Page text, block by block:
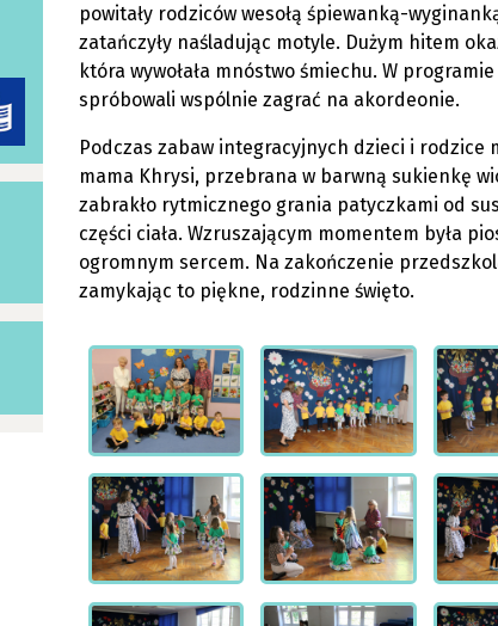
powitały rodziców wesołą śpiewanką-
zatańczyły naśladując motyle. Dużym hitem
która wywołała mnóstwo śmiechu. W
spróbowali wspólnie zagrać na akordeonie.
Podczas zabaw integracyjnych dzieci i rodzice
mama Khrysi, przebrana w barwną sukienkę
zabrakło rytmicznego grania patyczkami od
części ciała. Wzruszającym momentem była
ogromnym sercem. Na zakończenie
zamykając to piękne, rodzinne święto.